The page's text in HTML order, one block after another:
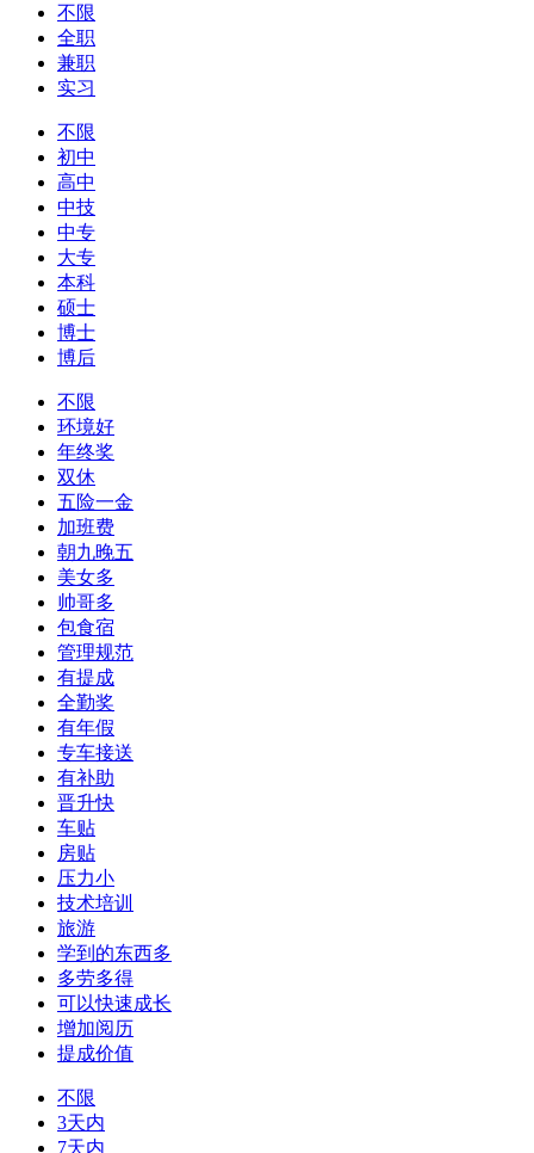
不限
全职
兼职
实习
不限
初中
高中
中技
中专
大专
本科
硕士
博士
博后
不限
环境好
年终奖
双休
五险一金
加班费
朝九晚五
美女多
帅哥多
包食宿
管理规范
有提成
全勤奖
有年假
专车接送
有补助
晋升快
车贴
房贴
压力小
技术培训
旅游
学到的东西多
多劳多得
可以快速成长
增加阅历
提成价值
不限
3天内
7天内